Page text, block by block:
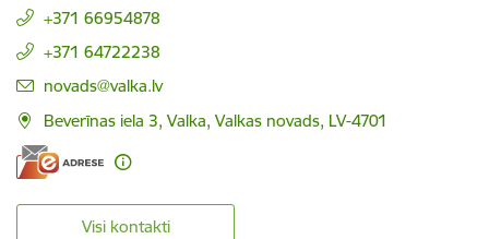
+371 66954878
+371 64722238
E-pasts:
novads@valka.lv
Beverīnas iela 3, Valka, Valkas novads, LV-4701
Visi kontakti